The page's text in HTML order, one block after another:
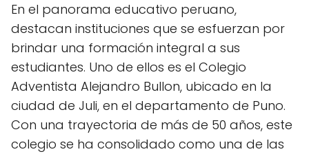
En el panorama educativo peruano,
destacan instituciones que se esfuerzan por
brindar una formación integral a sus
estudiantes. Uno de ellos es el Colegio
Adventista Alejandro Bullon, ubicado en la
ciudad de Juli, en el departamento de Puno.
Con una trayectoria de más de 50 años, este
colegio se ha consolidado como una de las